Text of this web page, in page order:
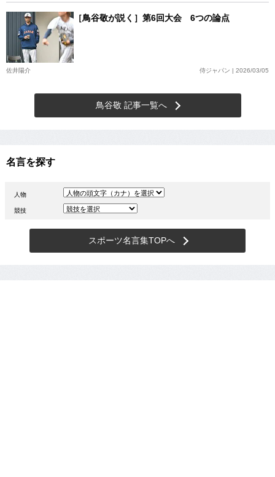
［鳥谷敬が説く］第6回大会 6つの論点
佐井陽介 侍ジャパン | 2026/03/05
鳥谷敬 記事一覧へ
名言を探す
人物
競技
スポーツ名言集TOPへ